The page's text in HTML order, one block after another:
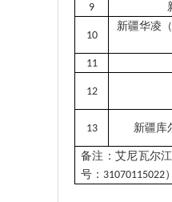
9
10
新疆华凌
11
12
13 新疆库
备注：艾尼瓦尔
号： 31070115022）